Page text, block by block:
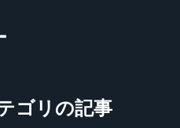
ゴリの記事